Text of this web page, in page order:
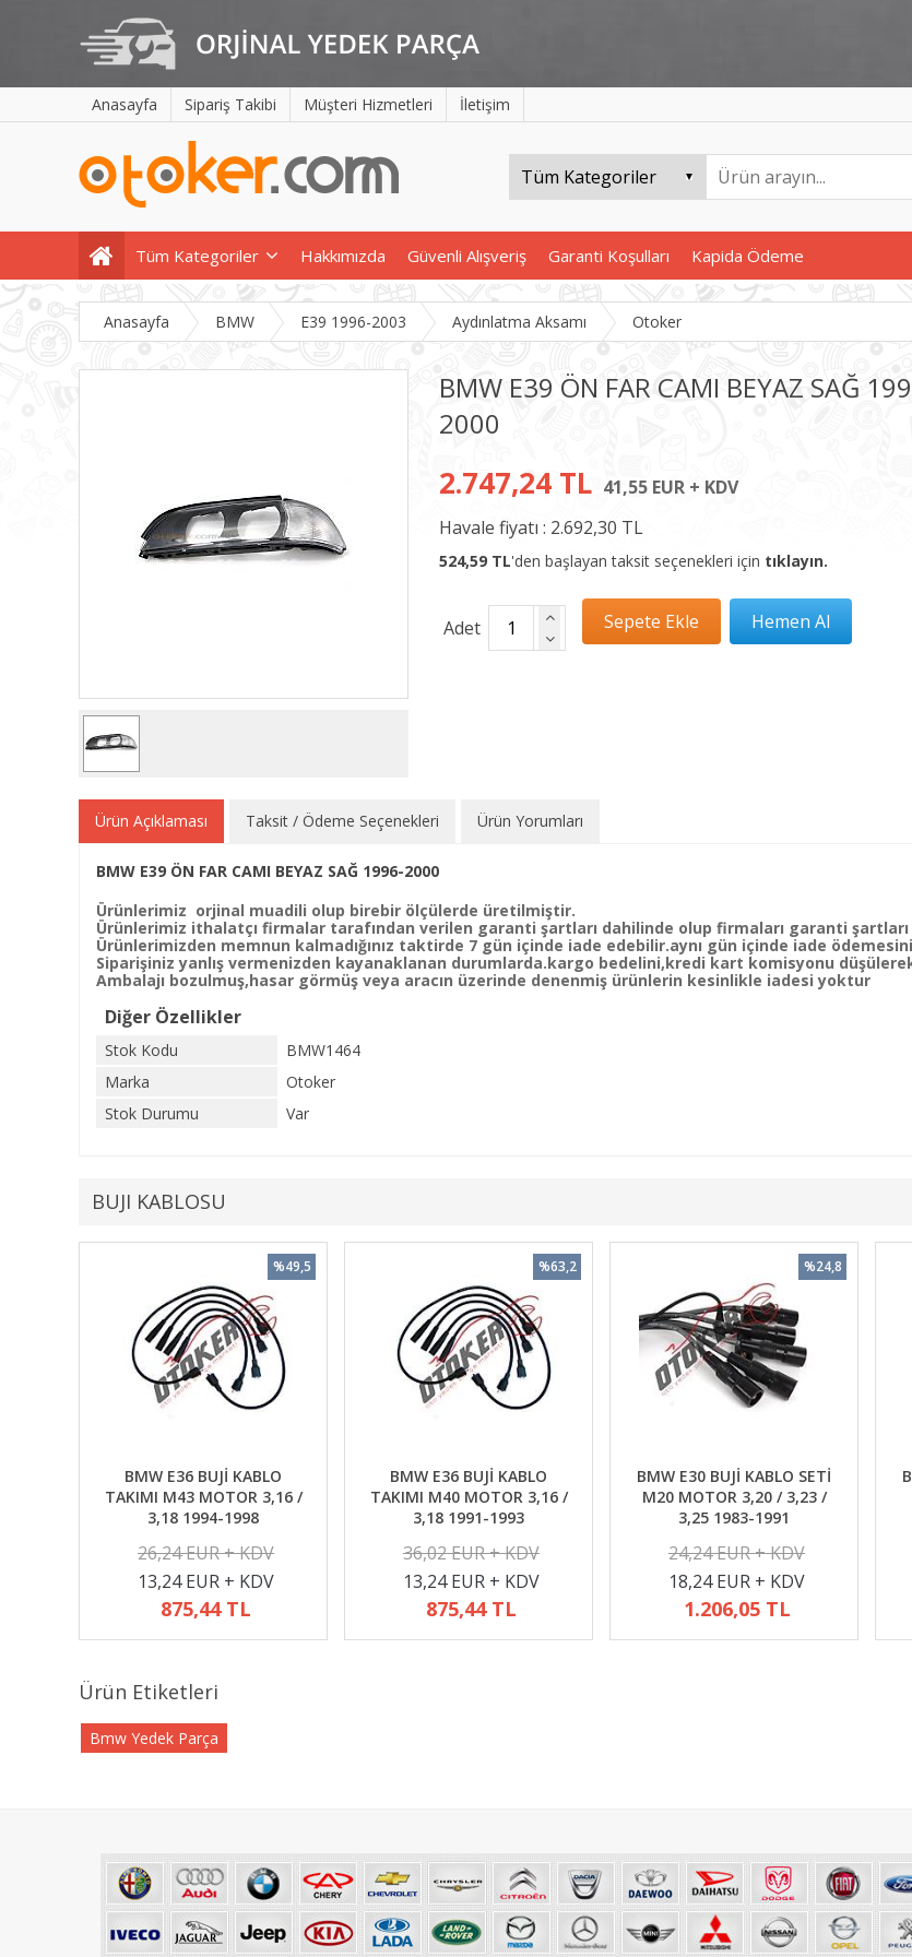
Anasayfa Sipariş Takibi Müşteri Hizmetleri İletişim
Tüm Kategoriler Hakkımızda Güvenli Alışveriş Garanti Koşulları Kapida Ödeme
Anasayfa BMW E39 1996-2003 Aydınlatma Aksamı Otoker
BMW E39 ÖN FAR CAMI BEYAZ SAĞ
2000
2.747,24 TL 41,55 EUR + KDV
Havale fiyatı : 2.692,30 TL
524,59 TL'den başlayan taksit seçenekleri için tıklayın.
Adet
Ürün Açıklaması Taksit / Ödeme Seçenekleri Ürün Yorumları
BMW E39 ÖN FAR CAMI BEYAZ SAĞ 1996-2000
Ürünlerimiz orjinal muadili olup birebir ölçülerde üretilmiştir.
Ürünlerimiz ithalatçı firmalar tarafından verilen garanti şartları dahilinde olup firmaları garanti
Ürünlerimizden memnun kalmadığınız taktirde 7 gün içinde iade edebilir.aynı gün içinde iade
Siparişiniz yanlış vermenizden kayanaklanan durumlarda.kargo bedelini,kredi kart komisyonu
Ambalajı bozulmuş,hasar görmüş veya aracın üzerinde denenmiş ürünlerin kesinlikle iadesi yoktur
Diğer Özellikler
Stok Kodu
BMW1464
Marka
Otoker
Stok Durumu
Var
BUJI KABLOSU
BMW E36 BUJİ KABLO
TAKIMI M43 MOTOR 3,16 /
3,18 1994-1998
26,24 EUR + KDV
13,24 EUR + KDV
875,44 TL
%49,5
BMW E36 BUJİ KABLO
TAKIMI M40 MOTOR 3,16 /
3,18 1991-1993
36,02 EUR + KDV
13,24 EUR + KDV
875,44 TL
%63,2
BMW E30 BUJİ KABLO SETİ
M20 MOTOR 3,20 / 3,23 /
3,25 1983-1991
24,24 EUR + KDV
18,24 EUR + KDV
1.206,05 TL
%24,8
Ürün Etiketleri
Bmw Yedek Parça